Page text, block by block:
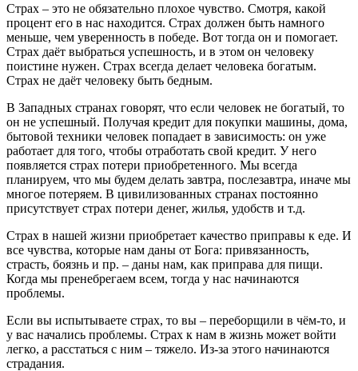
Страх – это не обязательно плохое чувство. Смотря, какой
процент его в нас находится. Страх должен быть намного
меньше, чем уверенность в победе. Вот тогда он и помогает.
Страх даёт выбраться успешность, и в этом он человеку
поистине нужен. Страх всегда делает человека богатым.
Страх не даёт человеку быть бедным.
В Западных странах говорят, что если человек не богатый, то
он не успешный. Получая кредит для покупки машины, дома,
бытовой техники человек попадает в зависимость: он уже
работает для того, чтобы отработать свой кредит. У него
появляется страх потери приобретенного. Мы всегда
планируем, что мы будем делать завтра, послезавтра, иначе мы
многое потеряем. В цивилизованных странах постоянно
присутствует страх потери денег, жилья, удобств и т.д.
Страх в нашей жизни приобретает качество приправы к еде. И
все чувства, которые нам даны от Бога: привязанность,
страсть, боязнь и пр. – даны нам, как приправа для пищи.
Когда мы пренебрегаем всем, тогда у нас начинаются
проблемы.
Если вы испытываете страх, то вы – переборщили в чём-то, и
у вас начались проблемы. Страх к нам в жизнь может войти
легко, а расстаться с ним – тяжело. Из-за этого начинаются
страдания.